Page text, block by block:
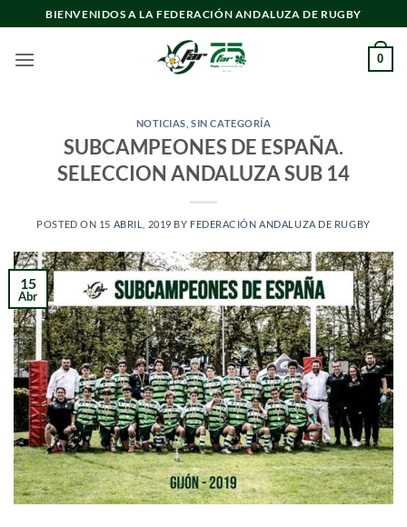
al
contenido
BIENVENIDOS A LA FEDERACIÓN ANDALUZA DE RUGBY
0
NOTICIAS ,SIN CATEGORÍA
SUBCAMPEONES DE ESPAÑA.
SELECCION ANDALUZA SUB 14
POSTED ON 15 ABRIL, 2019 BY FEDERACIÓN ANDALUZA DE RUGBY
15
Abr